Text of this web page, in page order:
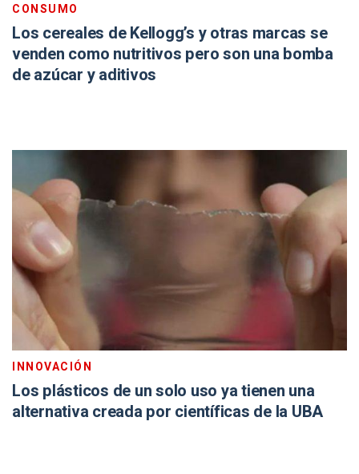
CONSUMO
Los cereales de Kellogg’s y otras marcas se
venden como nutritivos pero son una bomba
de azúcar y aditivos
INNOVACIÓN
Los plásticos de un solo uso ya tienen una
alternativa creada por científicas de la UBA